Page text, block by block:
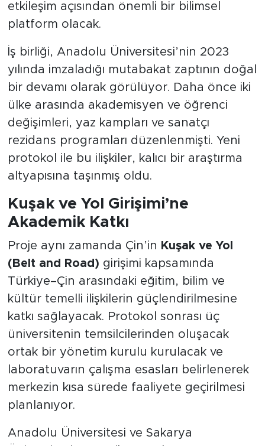
etkileşim açısından önemli bir bilimsel
platform olacak.
İş birliği, Anadolu Üniversitesi’nin 2023
yılında imzaladığı mutabakat zaptının doğal
bir devamı olarak görülüyor. Daha önce iki
ülke arasında akademisyen ve öğrenci
değişimleri, yaz kampları ve sanatçı
rezidans programları düzenlenmişti. Yeni
protokol ile bu ilişkiler, kalıcı bir araştırma
altyapısına taşınmış oldu.
Kuşak ve Yol Girişimi’ne
Akademik Katkı
Proje aynı zamanda Çin’in Kuşak ve Yol
(Belt and Road) girişimi kapsamında
Türkiye–Çin arasındaki eğitim, bilim ve
kültür temelli ilişkilerin güçlendirilmesine
katkı sağlayacak. Protokol sonrası üç
üniversitenin temsilcilerinden oluşacak
ortak bir yönetim kurulu kurulacak ve
laboratuvarın çalışma esasları belirlenerek
merkezin kısa sürede faaliyete geçirilmesi
planlanıyor.
Anadolu Üniversitesi ve Sakarya